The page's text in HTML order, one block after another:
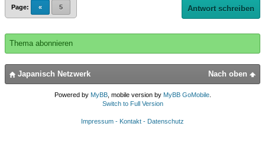
Page: « 5 Antwort schreiben
Thema abonnieren
Nach oben
Japanisch Netzwerk
Powered by MyBB, mobile version by MyBB GoMobile.
Switch to Full Version
Impressum - Kontakt - Datenschutz